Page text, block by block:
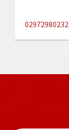
02972980232